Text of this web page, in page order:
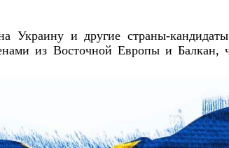
Украину и другие страны-
из Восточной Европы и Балкан,